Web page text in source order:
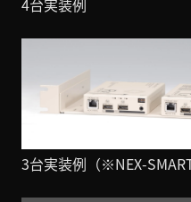
4台実装例
3台実装例（※NEX-